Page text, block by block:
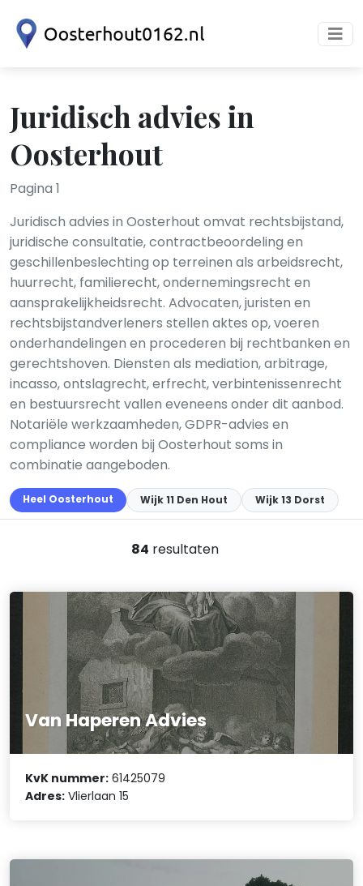
Juridisch advies in
Oosterhout
Pagina 1
Juridisch advies in Oosterhout omvat rechtsbijstand,
juridische consultatie, contractbeoordeling en
geschillenbeslechting op terreinen als arbeidsrecht,
huurrecht, familierecht, ondernemingsrecht en
aansprakelijkheidsrecht. Advocaten, juristen en
rechtsbijstandverleners stellen aktes op, voeren
onderhandelingen en procederen bij rechtbanken en
gerechtshoven. Diensten als mediation, arbitrage,
incasso, ontslagrecht, erfrecht, verbintenissenrecht
en bestuursrecht vallen eveneens onder dit aanbod.
Notariële werkzaamheden, GDPR-advies en
compliance worden bij Oosterhout soms in
combinatie aangeboden.
Heel Oosterhout Wijk 11 Den Hout Wijk 13 Dorst
84 resultaten
Van Haperen Advies
KvK nummer: 61425079
Adres: Vlierlaan 15